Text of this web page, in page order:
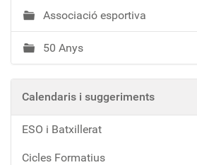
Associació esportiva
50 Anys
Calendaris i suggeriments
ESO i Batxillerat
Cicles Formatius